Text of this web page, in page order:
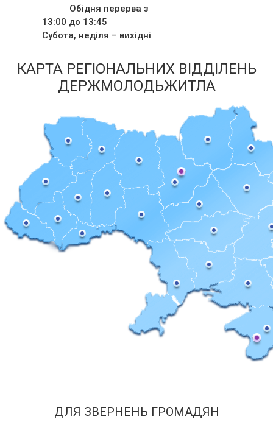
Обідня перерва з
13:00 до 13:45
Субота, неділя – вихідні
КАРТА РЕГІОНАЛЬНИХ ВІДДІЛЕНЬ
ДЕРЖМОЛОДЬЖИТЛА
ДЛЯ ЗВЕРНЕНЬ ГРОМАДЯН